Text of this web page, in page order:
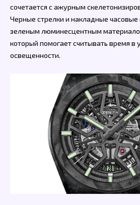
сочетается с ажурным
Черные стрелки и накладные
зеленым люминесцентным
который помогает считывать время в
освещенности.